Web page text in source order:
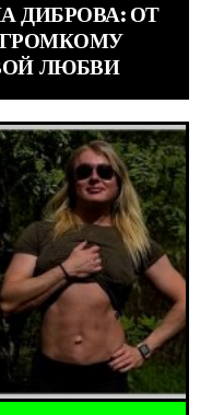
ДИБРОВА: ОТ
ЛЮБВИ